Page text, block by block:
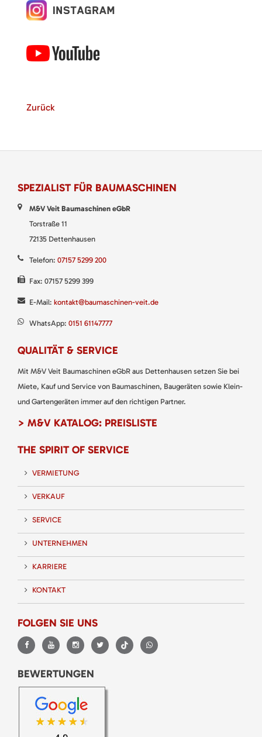
Zurück
SPEZIALIST FÜR BAUMASCHINEN
M&V Veit Baumaschinen eGbR
Torstraße 11
72135 Dettenhausen
Telefon: 07157 5299 200
Fax: 07157 5299 399
E-Mail: kontakt@baumaschinen-veit.de
WhatsApp: 0151 61147777
QUALITÄT & SERVICE
Mit M&V Veit Baumaschinen eGbR aus Dettenhausen setzen Sie bei
Miete, Kauf und Service von Baumaschinen, Baugeräten sowie Klein-
und Gartengeräten immer auf den richtigen Partner.
> M&V KATALOG: PREISLISTE
THE SPIRIT OF SERVICE
VERMIETUNG
VERKAUF
SERVICE
UNTERNEHMEN
KARRIERE
KONTAKT
FOLGEN SIE UNS
BEWERTUNGEN